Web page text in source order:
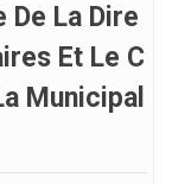
La Dire
Et Le C
Municipal